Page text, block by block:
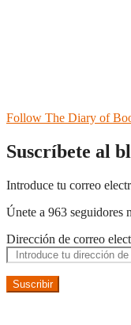
Follow The Diary of
Suscríbete al
Introduce tu correo
Únete a 963 seguidores
Dirección de correo
Suscribir